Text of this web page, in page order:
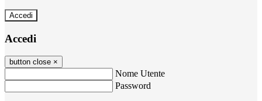
Accedi
Accedi
button close ×
Nome Utente
Password